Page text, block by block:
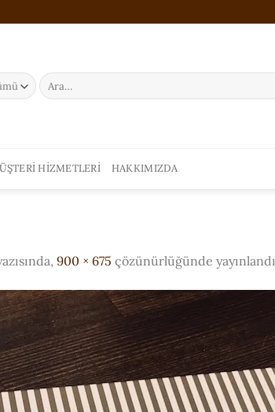
Ara:
HIZMETLERI HAKKIMIZDA
900 × 675 çözünürlüğünde yayınlandı